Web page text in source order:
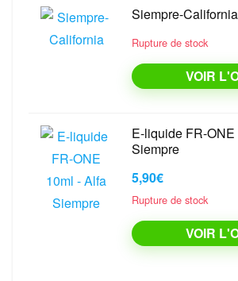
Siempre-California
Rupture de stock
VOIR
E-liquide FR-
Siempre
5,90€
Rupture de stock
VOIR